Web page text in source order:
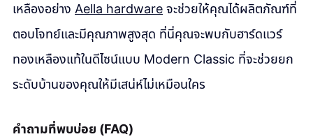
เหลืองอย่าง Aella hardware จะช่วยให้คุณได้ผลิตภัณฑ์ที่
ตอบโจทย์และมีคุณภาพสูงสุด ที่นี่คุณจะพบกับฮาร์ดแวร์
ทองเหลืองแท้ในดีไซน์แบบ Modern Classic ที่จะช่วยยก
ระดับบ้านของคุณให้มีเสน่ห์ไม่เหมือนใคร
คำถามที่พบบ่อย (FAQ)